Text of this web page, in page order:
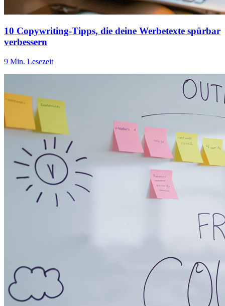
10 Copywriting-Tipps, die deine Werbetexte spürbar
verbessern
9 Min. Lesezeit